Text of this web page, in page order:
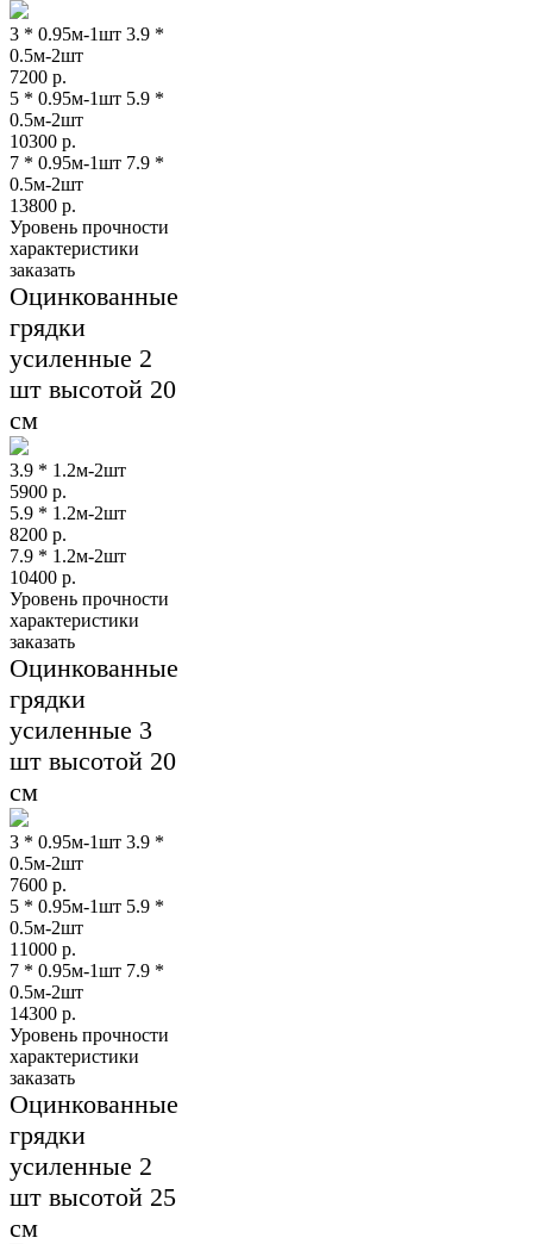
3 * 0.95м-1шт 3.9 *
0.5м-2шт
7200 р.
5 * 0.95м-1шт 5.9 *
0.5м-2шт
10300 р.
7 * 0.95м-1шт 7.9 *
0.5м-2шт
13800 р.
Уровень прочности
характеристики
заказать
Оцинкованные
грядки
усиленные 2
шт высотой 20
см
3.9 * 1.2м-2шт
5900 р.
5.9 * 1.2м-2шт
8200 р.
7.9 * 1.2м-2шт
10400 р.
Уровень прочности
характеристики
заказать
Оцинкованные
грядки
усиленные 3
шт высотой 20
см
3 * 0.95м-1шт 3.9 *
0.5м-2шт
7600 р.
5 * 0.95м-1шт 5.9 *
0.5м-2шт
11000 р.
7 * 0.95м-1шт 7.9 *
0.5м-2шт
14300 р.
Уровень прочности
характеристики
заказать
Оцинкованные
грядки
усиленные 2
шт высотой 25
см